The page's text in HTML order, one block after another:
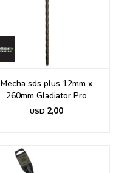
Mecha sds plus 12mm x
260mm Gladiator Pro
USD 2,00